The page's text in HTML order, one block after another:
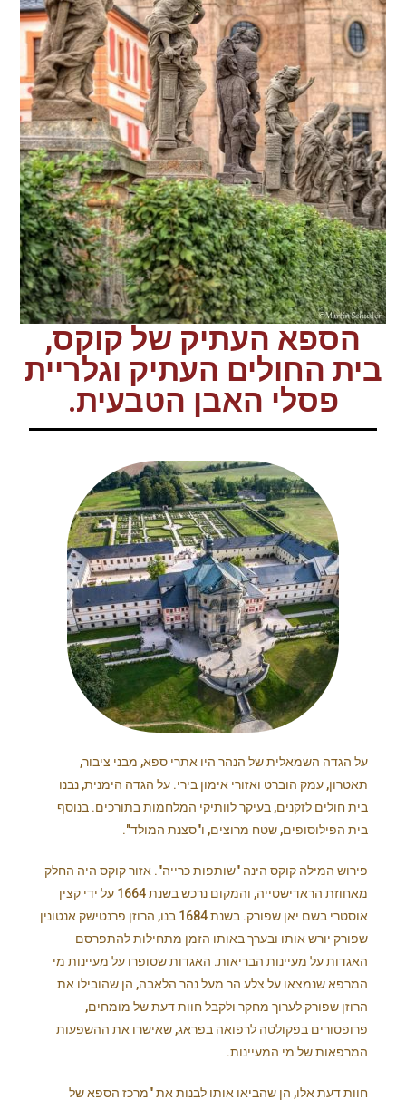
הספא העתיק של קוקס,
בית החולים העתיק וגלריית
פסלי האבן הטבעית.
על הגדה השמאלית של הנהר היו אתרי ספא, מבני ציבור,
תאטרון, עמק הוברט ואזורי אימון בירי. על הגדה הימנית, נבנו
בית חולים לזקנים, בעיקר לוותיקי המלחמות בתורכים. בנוסף
בית הפילוסופים, שטח מרוצים, ו"סצנת המולד".
פירוש המילה קוקס הינה "שותפות כרייה". אזור קוקס היה החלק
מאחוזת הראדישטייה, והמקום נרכש בשנת 1664 על ידי קצין
אוסטרי בשם יאן שפורק. בשנת 1684 בנו, הרוזן פרנטישק אנטונין
שפורק יורש אותו ובערך באותו הזמן מתחילות להתפרסם
האגדות על מעיינות הבריאות. האגדות שסופרו על מעיינות מי
המרפא שנמצאו על צלע הר מעל נהר הלאבה, הן שהובילו את
הרוזן שפורק לערוך מחקר ולקבל חוות דעת של מומחים,
פרופסורים בפקולטה לרפואה בפראג, שאישרו את ההשפעות
המרפאות של מי המעיינות.
חוות דעת אלו, הן שהביאו אותו לבנות את "מרכז הספא של